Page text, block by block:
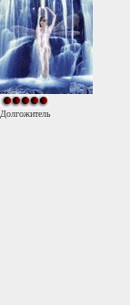
Долгожитель